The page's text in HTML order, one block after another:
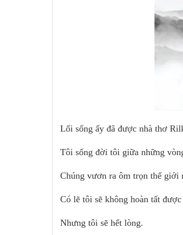
Lối sống ấy đã được nhà thơ
Tôi sống đời tôi giữa những
Chúng vươn ra ôm trọn thế giới
Có lẽ tôi sẽ không hoàn tất
Nhưng tôi sẽ hết lòng.